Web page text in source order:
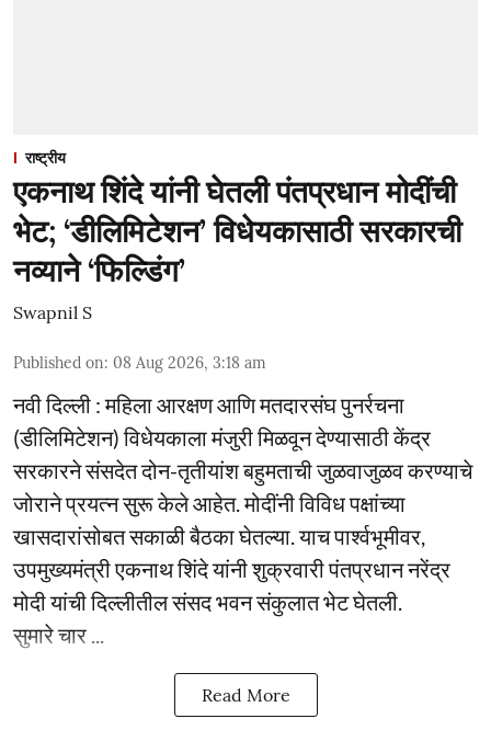
राष्ट्रीय
एकनाथ शिंदे यांनी घेतली पंतप्रधान मोदींची
भेट; ‘डीलिमिटेशन’ विधेयकासाठी सरकारची
नव्याने ‘फिल्डिंग’
Swapnil S
Published on: 08 Aug 2026, 3:18 am
नवी दिल्ली : महिला आरक्षण आणि मतदारसंघ पुनर्रचना
(डीलिमिटेशन) विधेयकाला मंजुरी मिळवून देण्यासाठी केंद्र
सरकारने संसदेत दोन-तृतीयांश बहुमताची जुळवाजुळव करण्याचे
जोराने प्रयत्न सुरू केले आहेत. मोदींनी विविध पक्षांच्या
खासदारांसोबत सकाळी बैठका घेतल्या. याच पार्श्वभूमीवर,
उपमुख्यमंत्री एकनाथ शिंदे यांनी शुक्रवारी पंतप्रधान नरेंद्र
मोदी यांची दिल्लीतील संसद भवन संकुलात भेट घेतली.
सुमारे चार ...
Read More